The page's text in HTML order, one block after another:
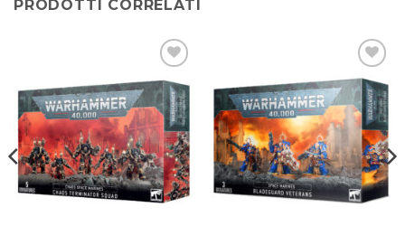
PRODOTTI CORRELATI
Aggiungi
alla lista
dei
desideri
Aggiungi
alla lista
dei
desideri